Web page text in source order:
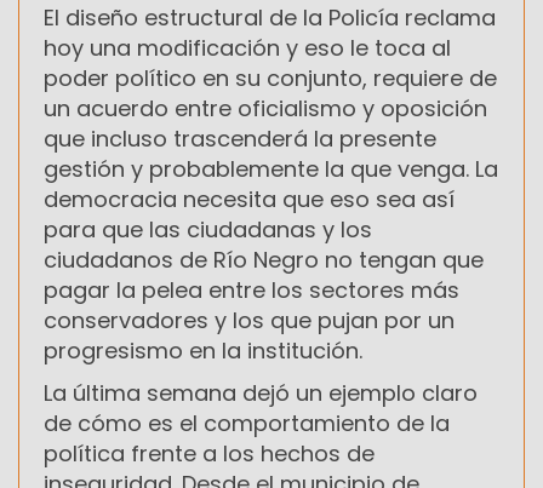
El diseño estructural de la Policía reclama
hoy una modificación y eso le toca al
poder político en su conjunto, requiere de
un acuerdo entre oficialismo y oposición
que incluso trascenderá la presente
gestión y probablemente la que venga. La
democracia necesita que eso sea así
para que las ciudadanas y los
ciudadanos de Río Negro no tengan que
pagar la pelea entre los sectores más
conservadores y los que pujan por un
progresismo en la institución.
La última semana dejó un ejemplo claro
de cómo es el comportamiento de la
política frente a los hechos de